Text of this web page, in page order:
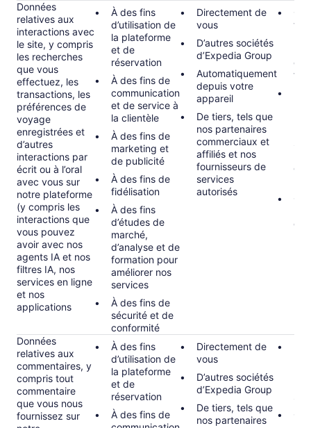
Données
relatives aux
interactions avec
le site, y compris
les recherches
que vous
effectuez, les
transactions, les
préférences de
voyage
enregistrées et
d’autres
interactions par
écrit ou à l’oral
avec vous sur
notre plateforme
(y compris les
interactions que
vous pouvez
avoir avec nos
agents IA et nos
filtres IA, nos
services en ligne
et nos
applications
À des fins
d’utilisation de
la plateforme
et de
réservation
À des fins de
communication
et de service à
la clientèle
À des fins de
marketing et
de publicité
À des fins de
fidélisation
À des fins
d’études de
marché,
d’analyse et de
formation pour
améliorer nos
services
À des fins de
sécurité et de
conformité
Directement de
vous
D’autres sociétés
d’Expedia Group
Automatiquement
depuis votre
appareil
De tiers, tels que
nos partenaires
commerciaux et
affiliés et nos
fournisseurs de
services
autorisés
et
Données
relatives aux
commentaires, y
compris tout
commentaire
que vous nous
fournissez sur
À des fins
d’utilisation de
la plateforme
et de
réservation
À des fins de
Directement de
vous
D’autres sociétés
d’Expedia Group
De tiers, tels que
nos partenaires